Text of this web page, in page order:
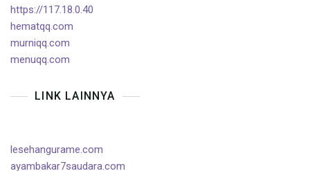
https://117.18.0.40
hematqq.com
murniqq.com
menuqq.com
LINK LAINNYA
lesehangurame.com
ayambakar7saudara.com